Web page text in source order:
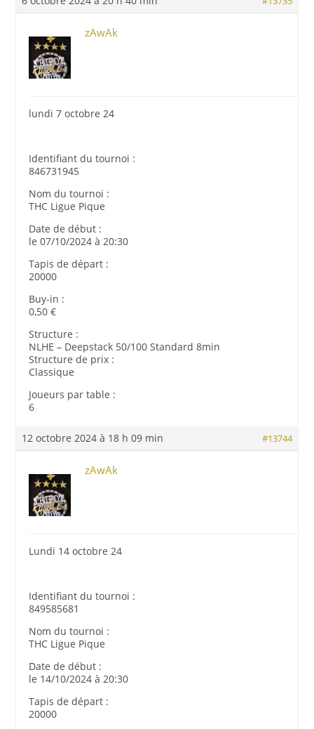
zAwAk
lundi 7 octobre 24
Identifiant du tournoi :
846731945
Nom du tournoi :
THC Ligue Pique
Date de début :
le 07/10/2024 à 20:30
Tapis de départ :
20000
Buy-in :
0,50 €
Structure :
NLHE – Deepstack 50/100 Standard 8min
Structure de prix :
Classique
Joueurs par table :
6
12 octobre 2024 à 18 h 09 min #13744
zAwAk
Lundi 14 octobre 24
Identifiant du tournoi :
849585681
Nom du tournoi :
THC Ligue Pique
Date de début :
le 14/10/2024 à 20:30
Tapis de départ :
20000